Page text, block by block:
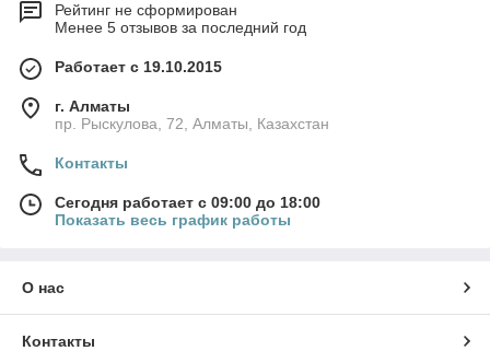
Рейтинг не сформирован
Менее 5 отзывов за последний год
Работает с 19.10.2015
г. Алматы
пр. Рыскулова, 72, Алматы, Казахстан
Контакты
Сегодня работает с 09:00 до 18:00
Показать весь график работы
О нас
Контакты